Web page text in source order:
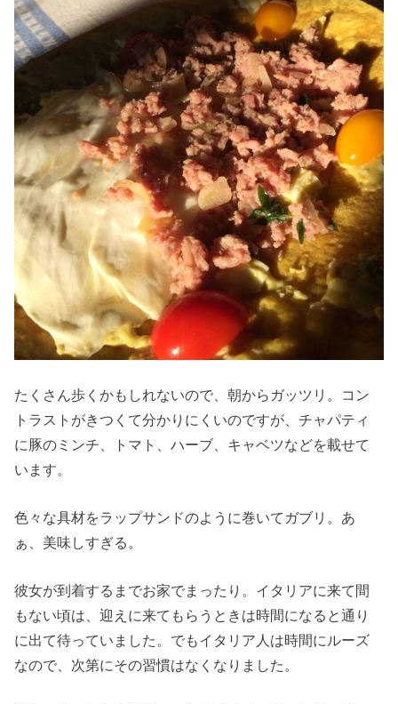
たくさん歩くかもしれないので、朝からガッツリ。コン
トラストがきつくて分かりにくいのですが、チャパティ
に豚のミンチ、トマト、ハーブ、キャベツなどを載せて
います。
色々な具材をラップサンドのように巻いてガブリ。あ
ぁ、美味しすぎる。
彼女が到着するまでお家でまったり。イタリアに来て間
もない頃は、迎えに来てもらうときは時間になると通り
に出て待っていました。でもイタリア人は時間にルーズ
なので、次第にその習慣はなくなりました。